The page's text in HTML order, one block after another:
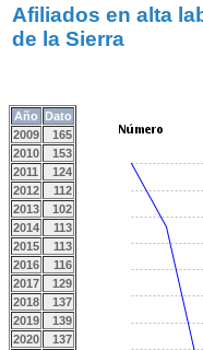
Afiliados en alta
de la Sierra
Año Dato
2009
165
2010
153
2011
124
2012
112
2013
102
2014
113
2015
113
2016
116
2017
129
2018
137
2019
139
2020
137